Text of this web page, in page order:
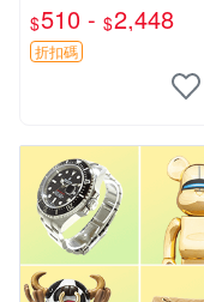
賊王dtcg
$510 - $2,448
折扣碼